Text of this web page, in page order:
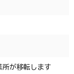
が移転します